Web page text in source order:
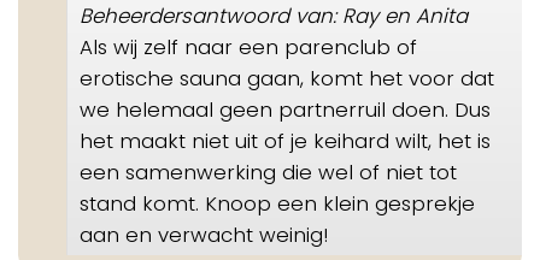
Beheerdersantwoord van: Ray en Anita
Als wij zelf naar een parenclub of
erotische sauna gaan, komt het voor dat
we helemaal geen partnerruil doen. Dus
het maakt niet uit of je keihard wilt, het is
een samenwerking die wel of niet tot
stand komt. Knoop een klein gesprekje
aan en verwacht weinig!